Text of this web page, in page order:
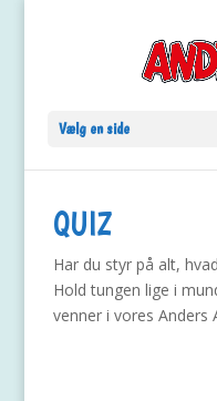
Vælg en side
QUIZ
Har du styr på alt,
Hold tungen lige i
venner i vores Anders